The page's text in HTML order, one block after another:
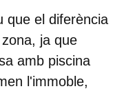
que el diferència
ja que
amb piscina
l'immoble,